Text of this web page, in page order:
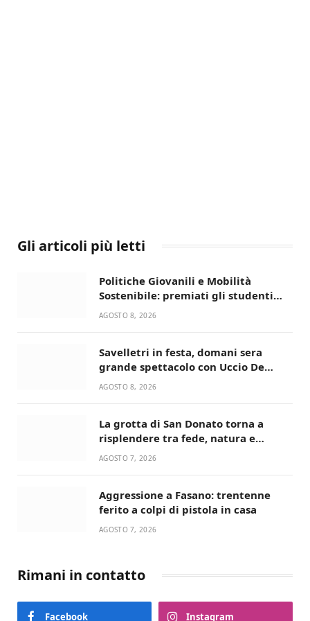
Gli articoli più letti
Politiche Giovanili e Mobilità
Sostenibile: premiati gli studenti
universitari del bando “La strada
AGOSTO 8, 2026
Savelletri in festa, domani sera
grande spettacolo con Uccio De
Santis
AGOSTO 8, 2026
La grotta di San Donato torna a
risplendere tra fede, natura e
devozione
AGOSTO 7, 2026
Aggressione a Fasano: trentenne
ferito a colpi di pistola in casa
AGOSTO 7, 2026
Rimani in contatto
Facebook Instagram